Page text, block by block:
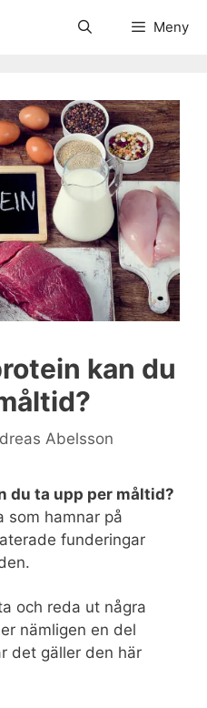
Meny
kan du
Abelsson
du ta upp per måltid?
som hamnar på
funderingar
och reda ut några
nämligen en del
det gäller den här